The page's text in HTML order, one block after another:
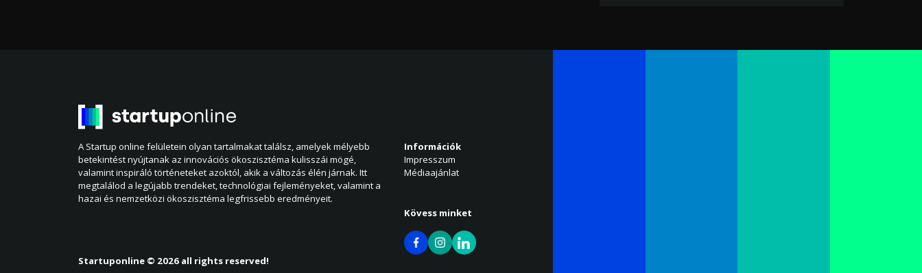
A Startup online felületein olyan tartalmakat találsz, amelyek mélyebb
betekintést nyújtanak az innovációs ökoszisztéma kulisszái mögé,
valamint inspiráló történeteket azoktól, akik a változás élén járnak. Itt
megtalálod a legújabb trendeket, technológiai fejleményeket, valamint a
hazai és nemzetközi ökoszisztéma legfrissebb eredményeit.
Információk
Impresszum
Médiaajánlat
Kövess minket
Startuponline © 2026 all rights reserved!